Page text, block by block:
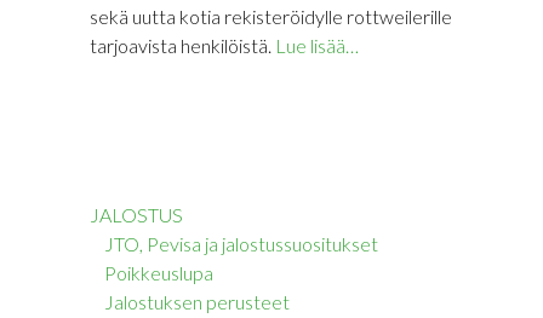
sekä uutta kotia rekisteröidylle rottweilerille
tarjoavista henkilöistä. Lue lisää…
JALOSTUS
JTO, Pevisa ja jalostussuositukset
Poikkeuslupa
Jalostuksen perusteet